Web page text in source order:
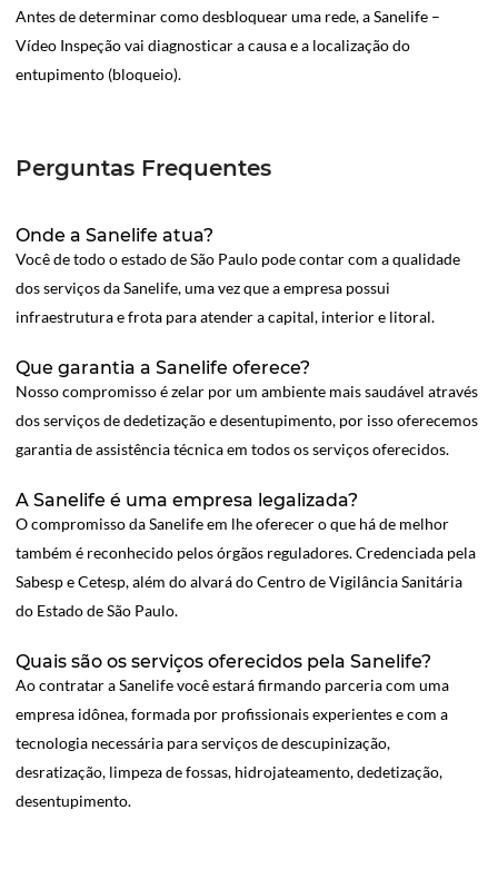
Antes de determinar como desbloquear uma rede, a Sanelife –
Vídeo Inspeção vai diagnosticar a causa e a localização do
entupimento (bloqueio).
Perguntas Frequentes
Onde a Sanelife atua?
Você de todo o estado de São Paulo pode contar com a qualidade
dos serviços da Sanelife, uma vez que a empresa possui
infraestrutura e frota para atender a capital, interior e litoral.
Que garantia a Sanelife oferece?
Nosso compromisso é zelar por um ambiente mais saudável através
dos serviços de dedetização e desentupimento, por isso oferecemos
garantia de assistência técnica em todos os serviços oferecidos.
A Sanelife é uma empresa legalizada?
O compromisso da Sanelife em lhe oferecer o que há de melhor
também é reconhecido pelos órgãos reguladores. Credenciada pela
Sabesp e Cetesp, além do alvará do Centro de Vigilância Sanitária
do Estado de São Paulo.
Quais são os serviços oferecidos pela Sanelife?
Ao contratar a Sanelife você estará firmando parceria com uma
empresa idônea, formada por profissionais experientes e com a
tecnologia necessária para serviços de descupinização,
desratização, limpeza de fossas, hidrojateamento, dedetização,
desentupimento.